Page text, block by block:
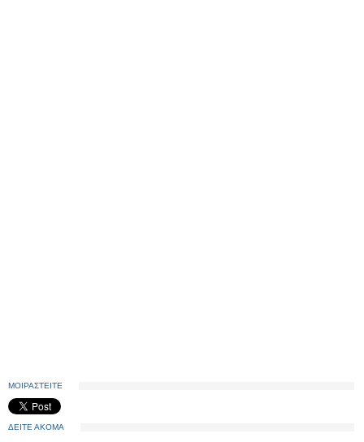
ΜΟΙΡΑΣΤΕΙΤΕ
ΔΕΙΤΕ ΑΚΟΜΑ